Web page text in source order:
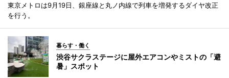
東京メトロは9月19日、銀座線と丸ノ内線で列車を増発するダイヤ改正
を行う。
暮らす・働く
渋谷サクラステージに屋外エアコンやミストの「避
暑」スポット